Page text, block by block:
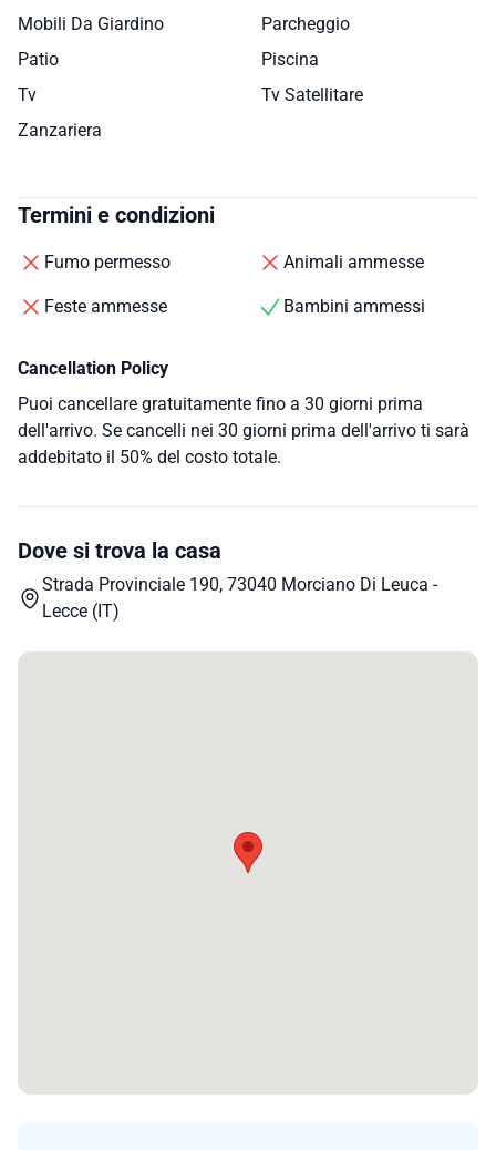
Mobili Da Giardino
Parcheggio
Patio
Piscina
Tv
Tv Satellitare
Zanzariera
Termini e condizioni
Fumo permesso Animali ammesse
Feste ammesse Bambini ammessi
Cancellation Policy
Puoi cancellare gratuitamente fino a 30 giorni prima
dell'arrivo. Se cancelli nei 30 giorni prima dell'arrivo ti sarà
addebitato il 50% del costo totale.
Dove si trova la casa
Strada Provinciale 190, 73040 Morciano Di Leuca -
Lecce (IT)